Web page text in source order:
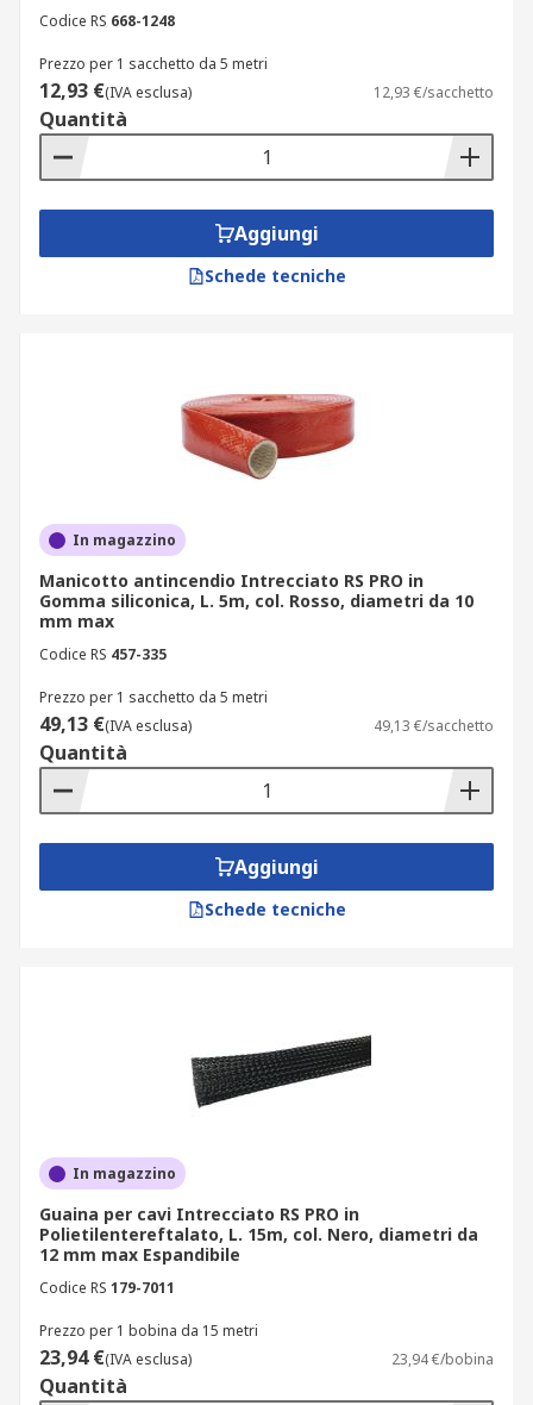
Codice RS 668-1248
Prezzo per 1 sacchetto da 5 metri
12,93 €(IVA esclusa) 12,93 €/sacchetto
Quantità
Aggiungi
Schede tecniche
In magazzino
Manicotto antincendio Intrecciato RS PRO in
Gomma siliconica, L. 5m, col. Rosso, diametri da 10
mm max
Codice RS 457-335
Prezzo per 1 sacchetto da 5 metri
49,13 €(IVA esclusa) 49,13 €/sacchetto
Quantità
Aggiungi
Schede tecniche
In magazzino
Guaina per cavi Intrecciato RS PRO in
Polietilentereftalato, L. 15m, col. Nero, diametri da
12 mm max Espandibile
Codice RS 179-7011
Prezzo per 1 bobina da 15 metri
23,94 €(IVA esclusa) 23,94 €/bobina
Quantità